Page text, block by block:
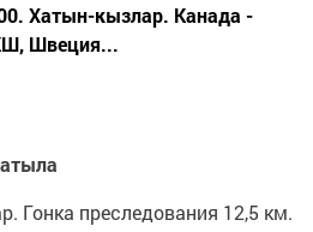
Хатын-кызлар. Канада -
Швеция...
Гонка преследования 12,5 км.